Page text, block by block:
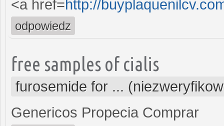
<a href=http://
odpowiedz
free samples of cialis
furosemide for ...
Genericos Propecia Comprar